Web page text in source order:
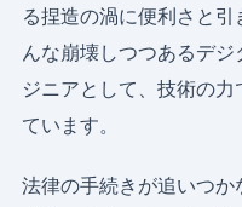
る捏造の渦に便利さと
んな崩壊しつつあるデジ
ジニアとして、技術の
ています。
法律の手続きが追いつか